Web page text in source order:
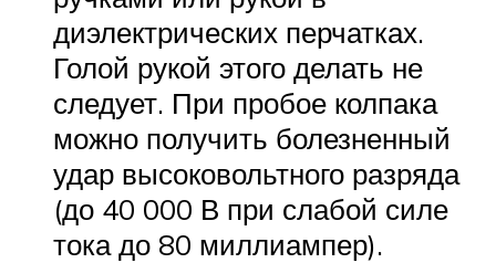
диэлектрических перчатках.
Голой рукой этого делать не
следует. При пробое колпака
можно получить болезненный
удар высоковольтного разряда
(до 40 000 В при слабой силе
тока до 80 миллиампер).